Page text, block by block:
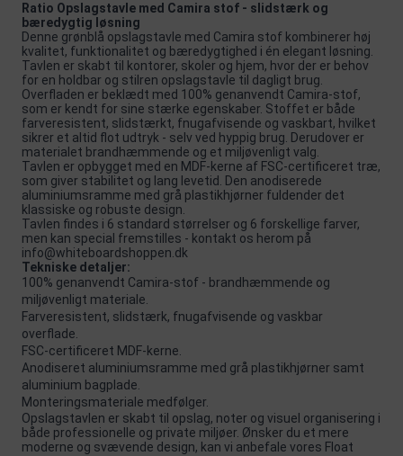
Ratio Opslagstavle med Camira stof - slidstærk og
bæredygtig løsning
Denne grønblå opslagstavle med Camira stof kombinerer høj
kvalitet, funktionalitet og bæredygtighed i én elegant løsning.
Tavlen er skabt til kontorer, skoler og hjem, hvor der er behov
for en holdbar og stilren opslagstavle til dagligt brug.
Overfladen er beklædt med 100% genanvendt Camira-stof,
som er kendt for sine stærke egenskaber. Stoffet er både
farveresistent, slidstærkt, fnugafvisende og vaskbart, hvilket
sikrer et altid flot udtryk - selv ved hyppig brug. Derudover er
materialet brandhæmmende og et miljøvenligt valg.
Tavlen er opbygget med en MDF-kerne af FSC-certificeret træ,
som giver stabilitet og lang levetid. Den anodiserede
aluminiumsramme med grå plastikhjørner fuldender det
klassiske og robuste design.
Tavlen findes i 6 standard størrelser og 6 forskellige farver,
men kan special fremstilles - kontakt os herom på
info@whiteboardshoppen.dk
Tekniske detaljer:
100% genanvendt Camira-stof - brandhæmmende og
miljøvenligt materiale.
Farveresistent, slidstærk, fnugafvisende og vaskbar
overflade.
FSC-certificeret MDF-kerne.
Anodiseret aluminiumsramme med grå plastikhjørner samt
aluminium bagplade.
Monteringsmateriale medfølger.
Opslagstavlen er skabt til opslag, noter og visuel organisering i
både professionelle og private miljøer. Ønsker du et mere
moderne og svævende design, kan vi anbefale vores Float